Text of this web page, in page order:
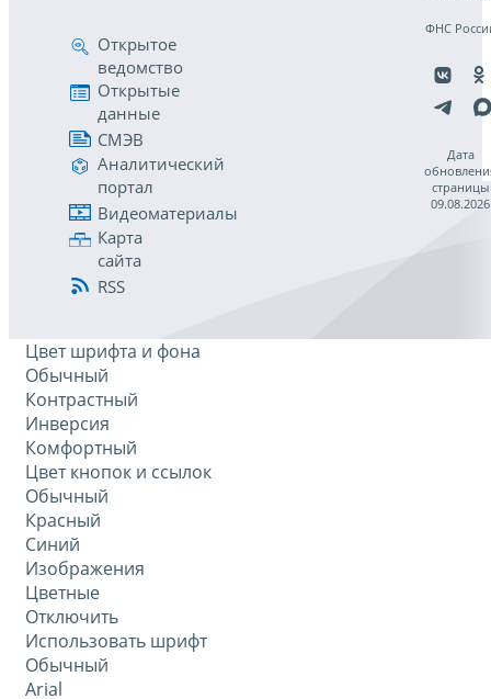
Открытое
ведомство
Открытые
данные
СМЭВ
Аналитический
портал
Видеоматериалы
Карта
сайта
RSS
ФНС
Дата
страницы
09.08.2026
Цвет шрифта и фона
Обычный
Контрастный
Инверсия
Комфортный
Цвет кнопок и ссылок
Обычный
Красный
Синий
Изображения
Цветные
Отключить
Использовать шрифт
Обычный
Arial